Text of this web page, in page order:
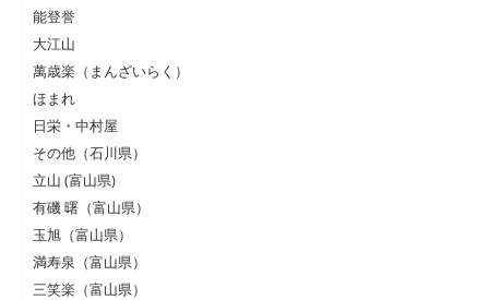
能登誉
大江山
萬歳楽（まんざいらく）
ほまれ
日栄・中村屋
その他（石川県）
立山 (富山県)
有磯 曙（富山県）
玉旭（富山県）
満寿泉（富山県）
三笑楽（富山県）